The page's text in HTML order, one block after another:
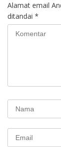
Alamat email
ditandai *